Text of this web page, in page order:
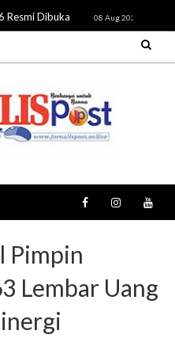
Resmi Dibuka 08 Aug 2026
Pimpin
Lembar Uang